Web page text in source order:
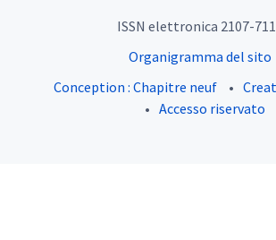
ISSN elettronica 2107-
Organigramma del sito
Conception : Chapitre neuf
Accesso riservato